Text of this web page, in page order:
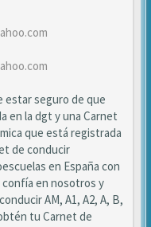
estar seguro de que
en la dgt y una Carnet
que está registrada
de conducir
en España con
confía en nosotros y
AM, A1, A2, A, B,
obtén tu Carnet de